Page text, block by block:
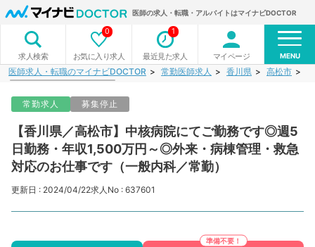
医師の求人・転職・アルバイトはマイナビDOCTOR
求人検索 お気に入り求人
0
最近見た求人
1
マイページ MENU
医師求人・転職のマイナビDOCTOR 常勤医師求人 香川県 高松市
常勤求人 募集停止
【香川県／高松市】中核病院にてご勤務です◎週5
日勤務・年収1,500万円～◎外来・病棟管理・救急
対応のお仕事です（一般内科／常勤）
更新日 : 2024/04/22求人No : 637601